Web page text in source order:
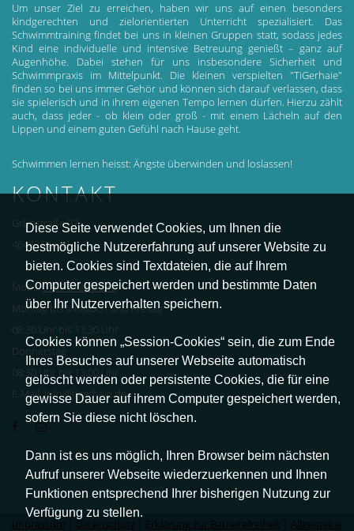
Diese Seite verwendet Cookies, um Ihnen die
bestmögliche Nutzererfahrung auf unserer Website zu
bieten. Cookies sind Textdateien, die auf Ihrem
Computer gespeichert werden und bestimmte Daten
über Ihr Nutzerverhalten speichern.
Cookies können „Session-Cookies“ sein, die zum Ende
Ihres Besuches auf unserer Webseite automatisch
gelöscht werden oder persistente Cookies, die für eine
gewisse Dauer auf ihrem Computer gespeichert werden,
sofern Sie diese nicht löschen.
Dann ist es uns möglich, Ihren Browser beim nächsten
Aufruf unserer Webseite wiederzuerkennen und Ihnen
Funktionen entsprechend Ihrer bisherigen Nutzung zur
Verfügung zu stellen.
Um unser Ziel zu erreichen, haben wir uns auf einen besonders
kindgerechten und zielorientierten Unterricht spezialisiert. Das
Schwimmtraining findet bei uns in kleinen Gruppen statt, sodass jedes
Kind eine individuelle und intensive Betreuung genießt – ganz auf
Augenhöhe. Dabei stehen für uns insbesondere Sicherheit und
Schwimmpraxis im Mittelpunkt. Die kleinen verspielten "TiGerhaie"
finden so bei uns immer Gehör und können sich darauf verlassen, dass
sie spielerisch und in ihrem eigenen Tempo lernen dürfen. Hierzu zählt
auch, dass jeder - ob klein oder groß - mit einem Lächeln auf den
Lippen und einem guten Gefühl nach Hause geht.
Schwimmen lernen heisst: Ängste überwinden und loslassen!
KONTAKT
Grünstraße 97
46483 Wesel
Mobil:0159 0125 8 216
Montag bis Mittwoch und Freitag
08:30 Uhr bis 13:30 Uhr
Donnerstag
08:30 Uhr bis 13:00 Uhr
E-Mail: info@tigerhaie.de
Impressum Datenschutz Erklärung zur Barrierefreiheit Allgemeine